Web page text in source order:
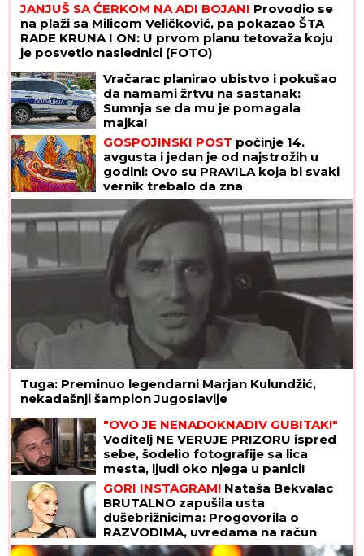
JANJUŠ SA ĆERKOM NA ADI BOJANI Provodio se
na plaži sa Milicom Veličković, pa pokazao ŠTA
RADE KRUNA I ON: U prvom planu tetovaža koju
je posvetio naslednici (FOTO)
Vračarac planirao ubistvo i pokušao
da namami žrtvu na sastanak:
Sumnja se da mu je pomagala
majka!
GOSPOJINSKI POST počinje 14.
avgusta i jedan je od najstrožih u
godini: Ovo su PRAVILA koja bi svaki
vernik trebalo da zna
Tuga: Preminuo legendarni Marjan Kulundžić,
nekadašnji šampion Jugoslavije
"OVO JE NENADOKNADIV GUBITAK!"
Voditelj NE VERUJE PRIZORU ispred
sebe, šodelio fotografije sa lica
mesta, ljudi oko njega u panici!
(FOTO)
GORI INSTAGRAM! Nataša Bekvalac
BRUTALNO zapušila usta
dušebrižnicima: Progovorila o
RAZVODIMA, uvredama na račun
izgleda, pa otkrila ŠOK DETALJE